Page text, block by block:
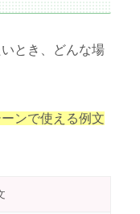
とき、どんな場
ンで使える例文